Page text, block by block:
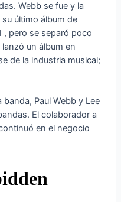
Webb se fue y la
su último álbum de
, pero se separó poco
un álbum en
de la industria musical;
Paul Webb y Lee
El colaborador a
en el negocio